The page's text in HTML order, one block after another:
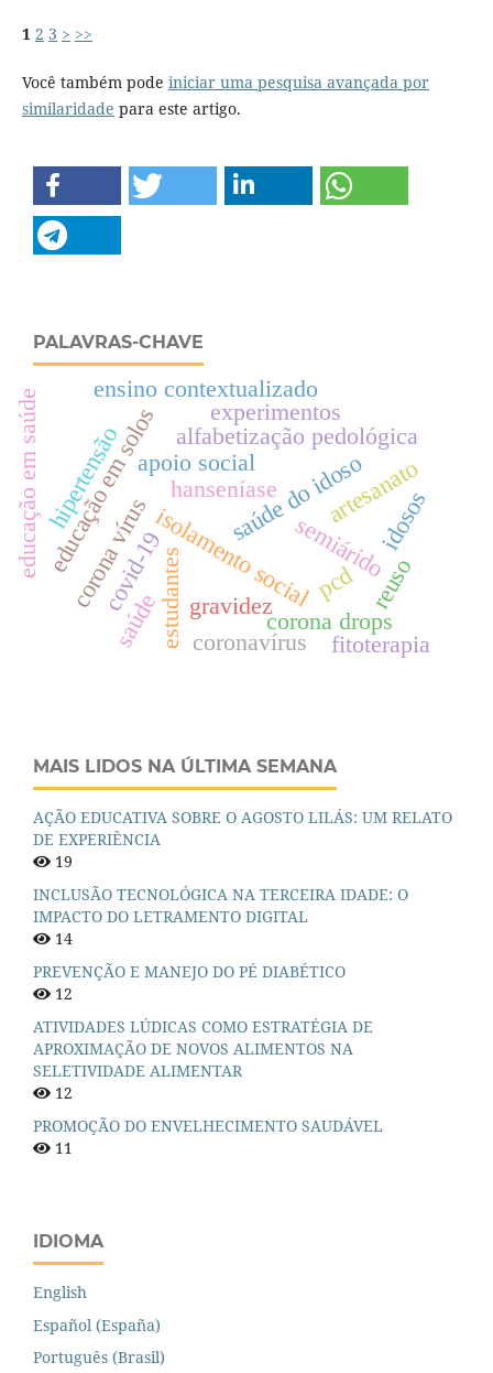
1 2 3 > >>
Você também pode iniciar uma pesquisa avançada por
similaridade para este artigo.
PALAVRAS-CHAVE
corona vírusisolamento socialsemiárido
estudantes
apoio socialsaúde do idoso
educação em solos alfabetização pedológica
ensino contextualizado
corona drops
coronavírus
experimentos
hipertensão
covid-19
saúde
artesanato
reuso
hanseníase
educação em saúde idosos
pcd
fitoterapia
gravidez
MAIS LIDOS NA ÚLTIMA SEMANA
AÇÃO EDUCATIVA SOBRE O AGOSTO LILÁS: UM RELATO
DE EXPERIÊNCIA
19
INCLUSÃO TECNOLÓGICA NA TERCEIRA IDADE: O
IMPACTO DO LETRAMENTO DIGITAL
14
PREVENÇÃO E MANEJO DO PÉ DIABÉTICO
12
ATIVIDADES LÚDICAS COMO ESTRATÉGIA DE
APROXIMAÇÃO DE NOVOS ALIMENTOS NA
SELETIVIDADE ALIMENTAR
12
PROMOÇÃO DO ENVELHECIMENTO SAUDÁVEL
11
IDIOMA
English
Español (España)
Português (Brasil)